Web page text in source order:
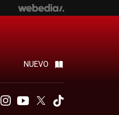
NUEVO
InstagramYoutubeTwitter